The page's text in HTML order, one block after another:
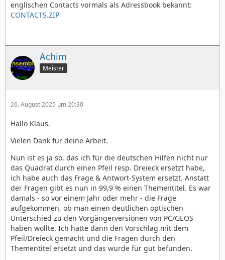
englischen Contacts vormals als Adressbook bekannt:
CONTACTS.ZIP
Achim
Meister
26. August 2025 um 20:30
Hallo Klaus.
Vielen Dank für deine Arbeit.
Nun ist es ja so, das ich für die deutschen Hilfen nicht nur
das Quadrat durch einen Pfeil resp. Dreieck ersetzt habe,
ich habe auch das Frage & Antwort-System ersetzt. Anstatt
der Fragen gibt es nun in 99,9 % einen Thementitel. Es war
damals - so vor einem Jahr oder mehr - die Frage
aufgekommen, ob man einen deutlichen optischen
Unterschied zu den Vorgängerversionen von PC/GEOS
haben wollte. Ich hatte dann den Vorschlag mit dem
Pfeil/Dreieck gemacht und die Fragen durch den
Thementitel ersetzt und das wurde für gut befunden.